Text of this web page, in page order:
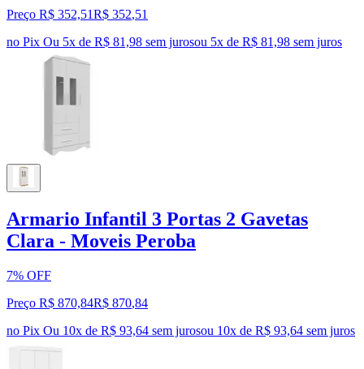
Preço R$ 352,51R$ 352,51
no Pix Ou 5x de R$ 81,98 sem jurosou 5x de R$ 81,98 sem juros
Armario Infantil 3 Portas 2 Gavetas
Clara - Moveis Peroba
7% OFF
Preço R$ 870,84R$ 870,84
no Pix Ou 10x de R$ 93,64 sem jurosou 10x de R$ 93,64 sem juros